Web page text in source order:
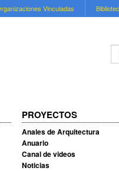
Vinculadas
PROYECTOS
Anales de Arquitectura
Anuario
Canal de videos
Noticias